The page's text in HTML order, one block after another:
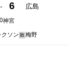
- 6 広島
神宮
クソン 敗梅野